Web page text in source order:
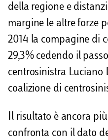
della regione e
margine le altre forze
2014 la compagine di
29,3% cedendo il
centrosinistra Luciano
coalizione di
Il risultato è ancora
confronta con il dato